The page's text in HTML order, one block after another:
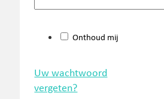
Onthoud mij
Uw wachtwoord
vergeten?